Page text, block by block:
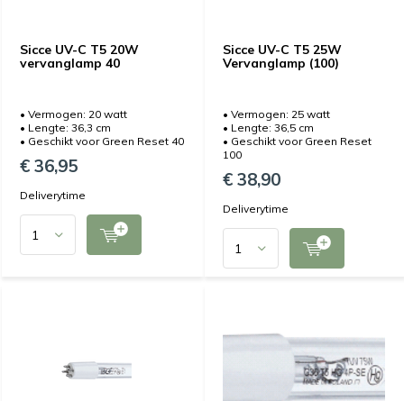
Sicce UV-C T5 20W
vervanglamp 40
• Vermogen: 20 watt
• Lengte: 36,3 cm
• Geschikt voor Green Reset 40
€ 36,95
Deliverytime
Sicce UV-C T5 25W
Vervanglamp (100)
• Vermogen: 25 watt
• Lengte: 36,5 cm
• Geschikt voor Green Reset
100
€ 38,90
Deliverytime